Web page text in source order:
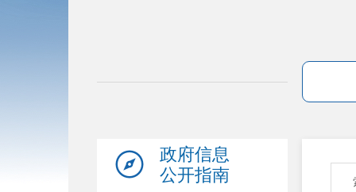
政府信息
公开指南